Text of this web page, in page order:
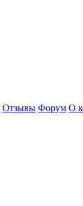
Отзывы Форум О